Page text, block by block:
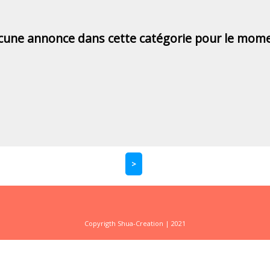
annonce dans cette catégorie pour le
>
Copyrigth Shua-Creation | 2021